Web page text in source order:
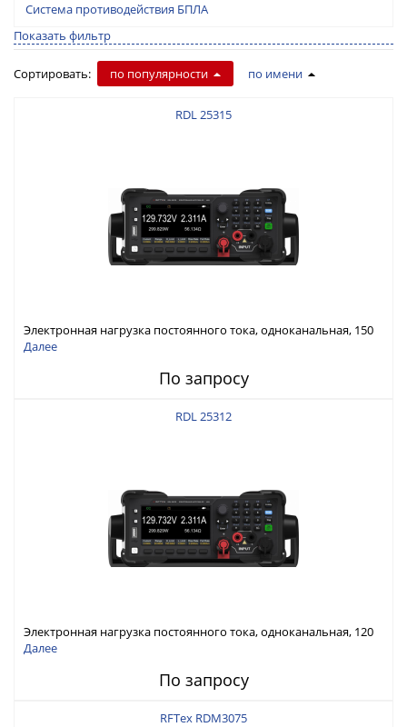
Система противодействия БПЛА
Показать фильтр
Сортировать: по популярности по имени
RDL 25315
Электронная нагрузка постоянного тока, одноканальная, 150
В, 30 А, 300 Вт
Далее
По запросу
RDL 25312
Электронная нагрузка постоянного тока, одноканальная, 120
В, 60 А, 300 Вт
Далее
По запросу
RFTex RDM3075